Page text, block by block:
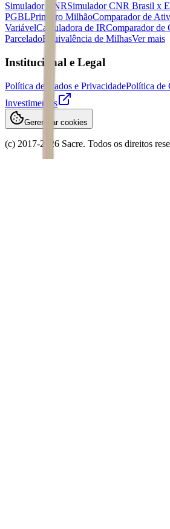
Simulador CNRSimulador CNR Brasil x
PGBLPrimeiro MilhãoComparador de
VariávelCalculadora de IRComparador de
ParceladoEquivalência de MilhasVer mais
Institucional e Legal
Política de Dados e PrivacidadePolítica de
Investimentos
Gerenciar cookies
(c) 2017-2026 Sacre. Todos os direitos